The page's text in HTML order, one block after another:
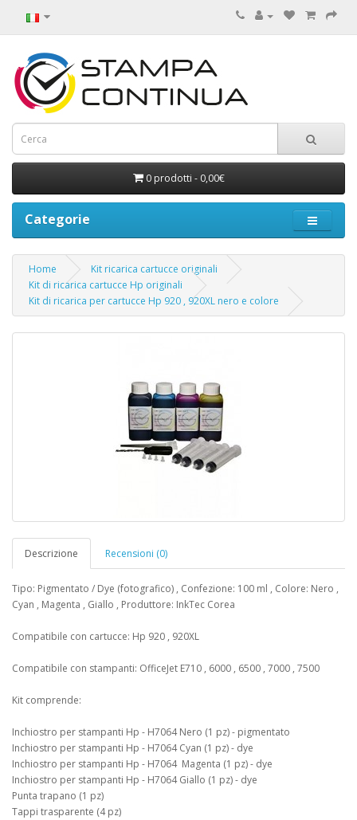
0 prodotti - 0,00€
Categorie
Home
Kit ricarica cartucce originali
Kit di ricarica cartucce Hp originali
Kit di ricarica per cartucce Hp 920 , 920XL nero e colore
Descrizione Recensioni (0)
Tipo: Pigmentato / Dye (fotografico) , Confezione: 100 ml , Colore: Nero ,
Cyan , Magenta , Giallo , Produttore: InkTec Corea
Compatibile con cartucce: Hp 920 , 920XL
Compatibile con stampanti: OfficeJet E710 , 6000 , 6500 , 7000 , 7500
Kit comprende:
Inchiostro per stampanti Hp - H7064 Nero (1 pz) - pigmentato
Inchiostro per stampanti Hp - H7064 Cyan (1 pz) - dye
Inchiostro per stampanti Hp - H7064 Magenta (1 pz) - dye
Inchiostro per stampanti Hp - H7064 Giallo (1 pz) - dye
Punta trapano (1 pz)
Tappi trasparente (4 pz)